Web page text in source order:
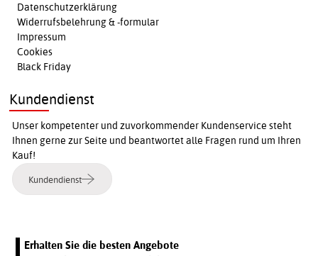
Datenschutzerklärung
Widerrufsbelehrung & -formular
Impressum
Cookies
Black Friday
Kundendienst
Unser kompetenter und zuvorkommender Kundenservice steht
Ihnen gerne zur Seite und beantwortet alle Fragen rund um Ihren
Kauf!
Kundendienst
Erhalten Sie die besten Angebote